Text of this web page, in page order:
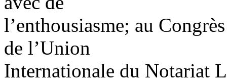
l’enthousiasme; au
de l’Union
Internationale du Notariat